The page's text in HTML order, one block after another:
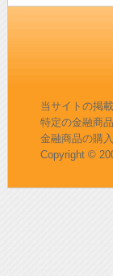
当サイトの掲
特定の金融商
金融商品の購
Copyright ©